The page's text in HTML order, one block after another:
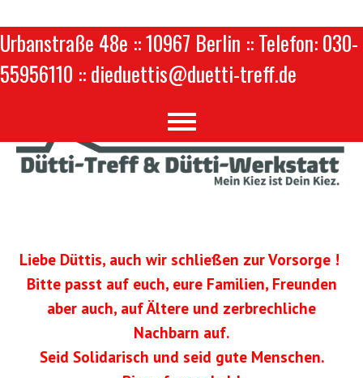
Urbanstraße 48e :: 10967 Berlin :: Telefon: 030-
55956110 :: dieduettis@duetti-treff.de
Liebe Düttis, auch wir schließen zur Vorsorge !
Bitte passt auf euch, eure Familien, Freunden
aber auch, auf Ältere und zerbrechliche
Nachbarn auf.
Seid Solidarisch und seid gute Menschen.